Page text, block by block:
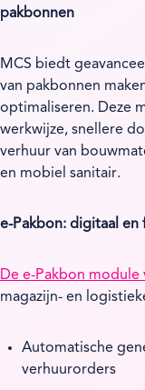
pakbonnen
MCS biedt
van pakbonnen
optimaliseren. Deze
werkwijze, snellere
verhuur van
en mobiel sanitair.
e-Pakbon: digitaal
De e-Pakbon module
magazijn- en
Automatische
verhuurorders